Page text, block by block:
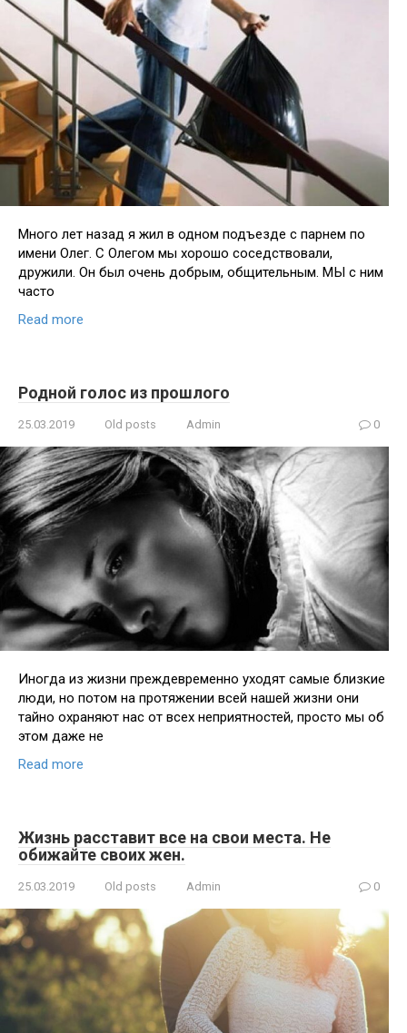
Много лет назад я жил в одном подъезде с парнем по
имени Олег. С Олегом мы хорошо соседствовали,
дружили. Он был очень добрым, общительным. МЫ с ним
часто
Read more
Родной голос из прошлого
25.03.2019 Old posts Admin 0
Иногда из жизни преждевременно уходят самые близкие
люди, но потом на протяжении всей нашей жизни они
тайно охраняют нас от всех неприятностей, просто мы об
этом даже не
Read more
Жизнь расставит все на свои места. Не
обижайте своих жен.
25.03.2019 Old posts Admin 0